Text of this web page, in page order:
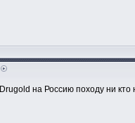
Drugold на Россию походу ни